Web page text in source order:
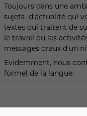
Toujours dans une
sujets d'actualité qui
textes qui traitent de
le travail ou les
messages oraux d'un
Evidemment, nous
formel de la langue.